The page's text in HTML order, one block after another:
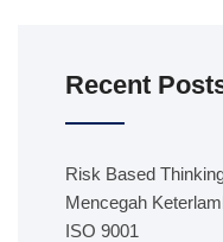
Recent
Risk Based
Mencegah
ISO 9001